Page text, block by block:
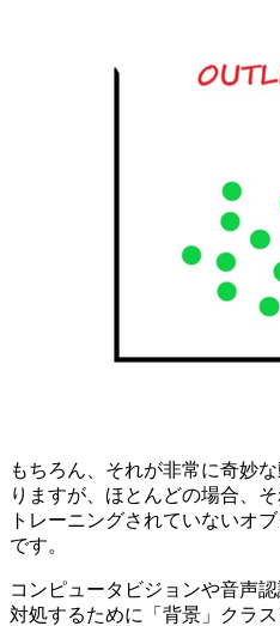
もちろん、それが非常に奇妙
りますが、ほとんどの場合、
トレーニングされていないオ
です。
コンピュータビジョンや音声
対処するために「背景」クラ